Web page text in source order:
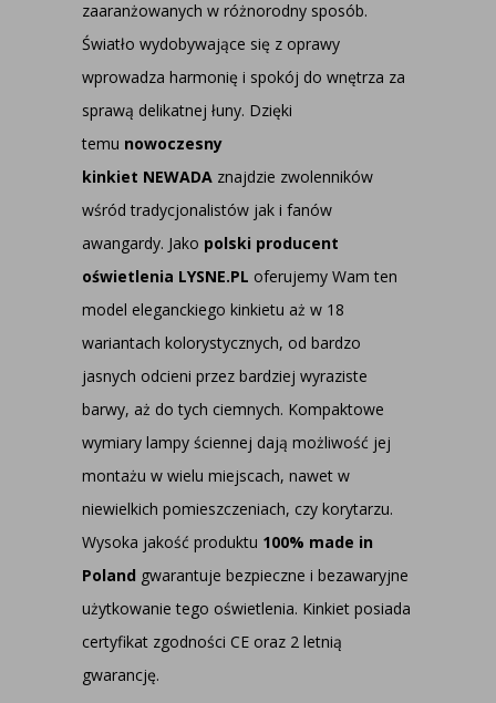
zaaranżowanych w różnorodny sposób.
Światło wydobywające się z oprawy
wprowadza harmonię i spokój do wnętrza za
sprawą delikatnej łuny. Dzięki
temu nowoczesny
kinkiet NEWADA znajdzie zwolenników
wśród tradycjonalistów jak i fanów
awangardy. Jako polski producent
oświetlenia LYSNE.PL oferujemy Wam ten
model eleganckiego kinkietu aż w 18
wariantach kolorystycznych, od bardzo
jasnych odcieni przez bardziej wyraziste
barwy, aż do tych ciemnych. Kompaktowe
wymiary lampy ściennej dają możliwość jej
montażu w wielu miejscach, nawet w
niewielkich pomieszczeniach, czy korytarzu.
Wysoka jakość produktu 100% made in
Poland gwarantuje bezpieczne i bezawaryjne
użytkowanie tego oświetlenia. Kinkiet posiada
certyfikat zgodności CE oraz 2 letnią
gwarancję.